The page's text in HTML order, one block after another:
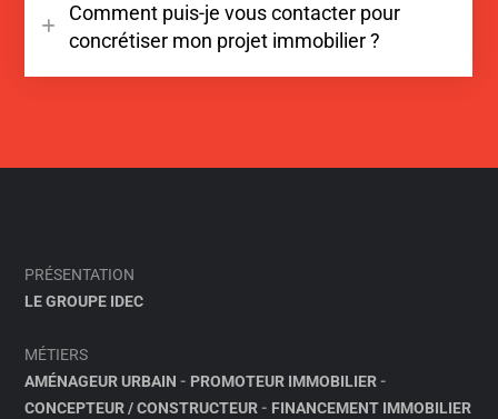
Comment puis-je vous contacter pour
concrétiser mon projet immobilier ?
PRÉSENTATION
LE GROUPE IDEC
MÉTIERS
AMÉNAGEUR URBAIN - PROMOTEUR IMMOBILIER-
CONCEPTEUR / CONSTRUCTEUR- FINANCEMENT IMMOBILIER